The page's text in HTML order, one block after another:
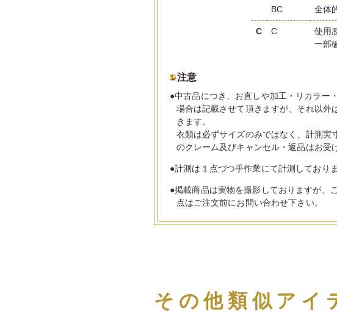
BC 全体
C C
使用
一部
注意
●中古品につき、お直しや加工・リカラー
場合は記載させて頂きますが、それ以外
きます。
衣類は必ずサイズのみではなく、計測実
のクレーム及びキャンセル・返品はお受
●計測は１点づつ手作業にて計測しており
●掲載商品は実物を撮影しておりますが、
点はご注文前にお問い合わせ下さい。
その他類似アイ